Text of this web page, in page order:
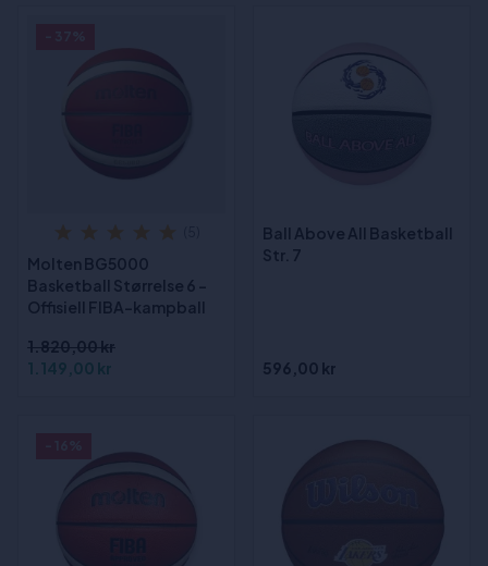
Molten BG5000
Basketball Størrelse 6 -
Offisiell FIBA-kampball
1.820,00 kr
1.149,00 kr
Ball Above All Basketball
Str. 7
596,00 kr